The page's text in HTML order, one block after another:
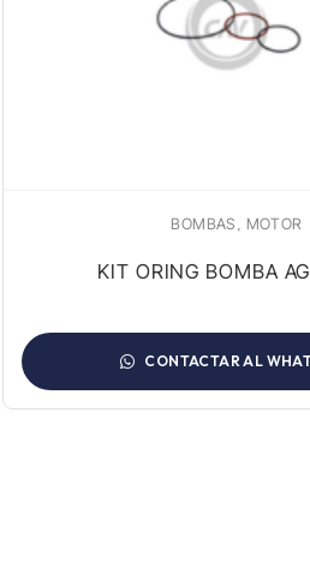
BOMBAS MOTOR
KIT ORING BOMBA
CONTACTAR AL